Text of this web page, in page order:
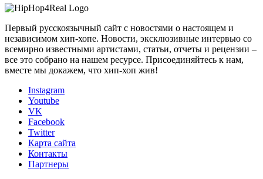
Первый русскоязычный сайт с новостями о настоящем и
независимом хип-хопе. Новости, эксклюзивные интервью со
всемирно известными артистами, статьи, отчеты и рецензии –
все это собрано на нашем ресурсе. Присоединяйтесь к нам,
вместе мы докажем, что хип-хоп жив!
Instagram
Youtube
VK
Facebook
Twitter
Карта сайта
Контакты
Партнеры